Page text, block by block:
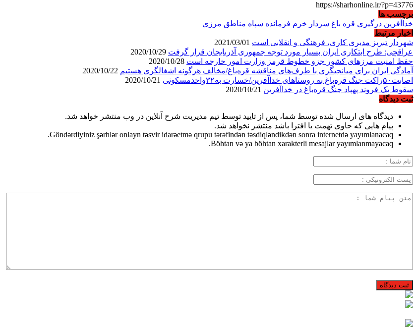
https://sharhonline.ir/?p=43776
برچسب ها
خداآفرین درگیری قره باغ سردار خرم فرمانده سپاه مناطق مرزی
اخبار مرتبط
شهردار تبریز مدیری کاری، فرهنگی و انقلابی است
عراقچی: طرح ابتکاری ایران بسیار مورد توجه جمهوری آذربایجان قرار گرفت
حفظ امنیت مرزهای کشور جزو خطوط قرمز وزارت امور خارجه است
آمادگی ایران برای میانجیگری با طرف‌های مناقشه قره‌باغ/مخالف هرگونه اشغالگری هستیم
اصابت۵۰راکت جنگ قره‌باغ به روستاهای خداآفرین/خسارت به۳۲واحدمسکونی
سقوط یک فروند پهپاد جنگ قره‌باغ در خداآفرین
ثبت دیدگاه
دیدگاه های ارسال شده توسط شما، پس از تایید توسط تیم مدیریت شرح آنلاین در وب منتشر خواهد شد.
پیام هایی که حاوی تهمت یا افترا باشد منتشر نخواهد شد.
Göndərdiyiniz şərhlər onlayn təsvir idarəetmə qrupu tərəfindən təsdiqləndikdən sonra internetdə yayımlanacaq.
Böhtan və ya böhtan xarakterli mesajlar yayımlanmayacaq.